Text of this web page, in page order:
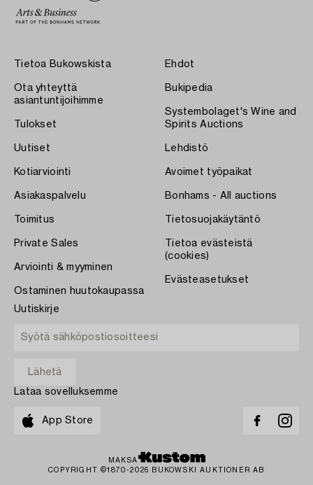
Tietoa Bukowskista
Ota yhteyttä
asiantuntijoihimme
Tulokset
Uutiset
Kotiarviointi
Asiakaspalvelu
Toimitus
Private Sales
Arviointi & myyminen
Ostaminen huutokaupassa
Ehdot
Bukipedia
Systembolaget's Wine and
Spirits Auctions
Lehdistö
Avoimet työpaikat
Bonhams - All auctions
Tietosuojakäytäntö
Tietoa evästeistä
(cookies)
Evästeasetukset
Uutiskirje
Lataa sovelluksemme
App Store
MAKSA
COPYRIGHT ©1870-2026 BUKOWSKI AUKTIONER AB